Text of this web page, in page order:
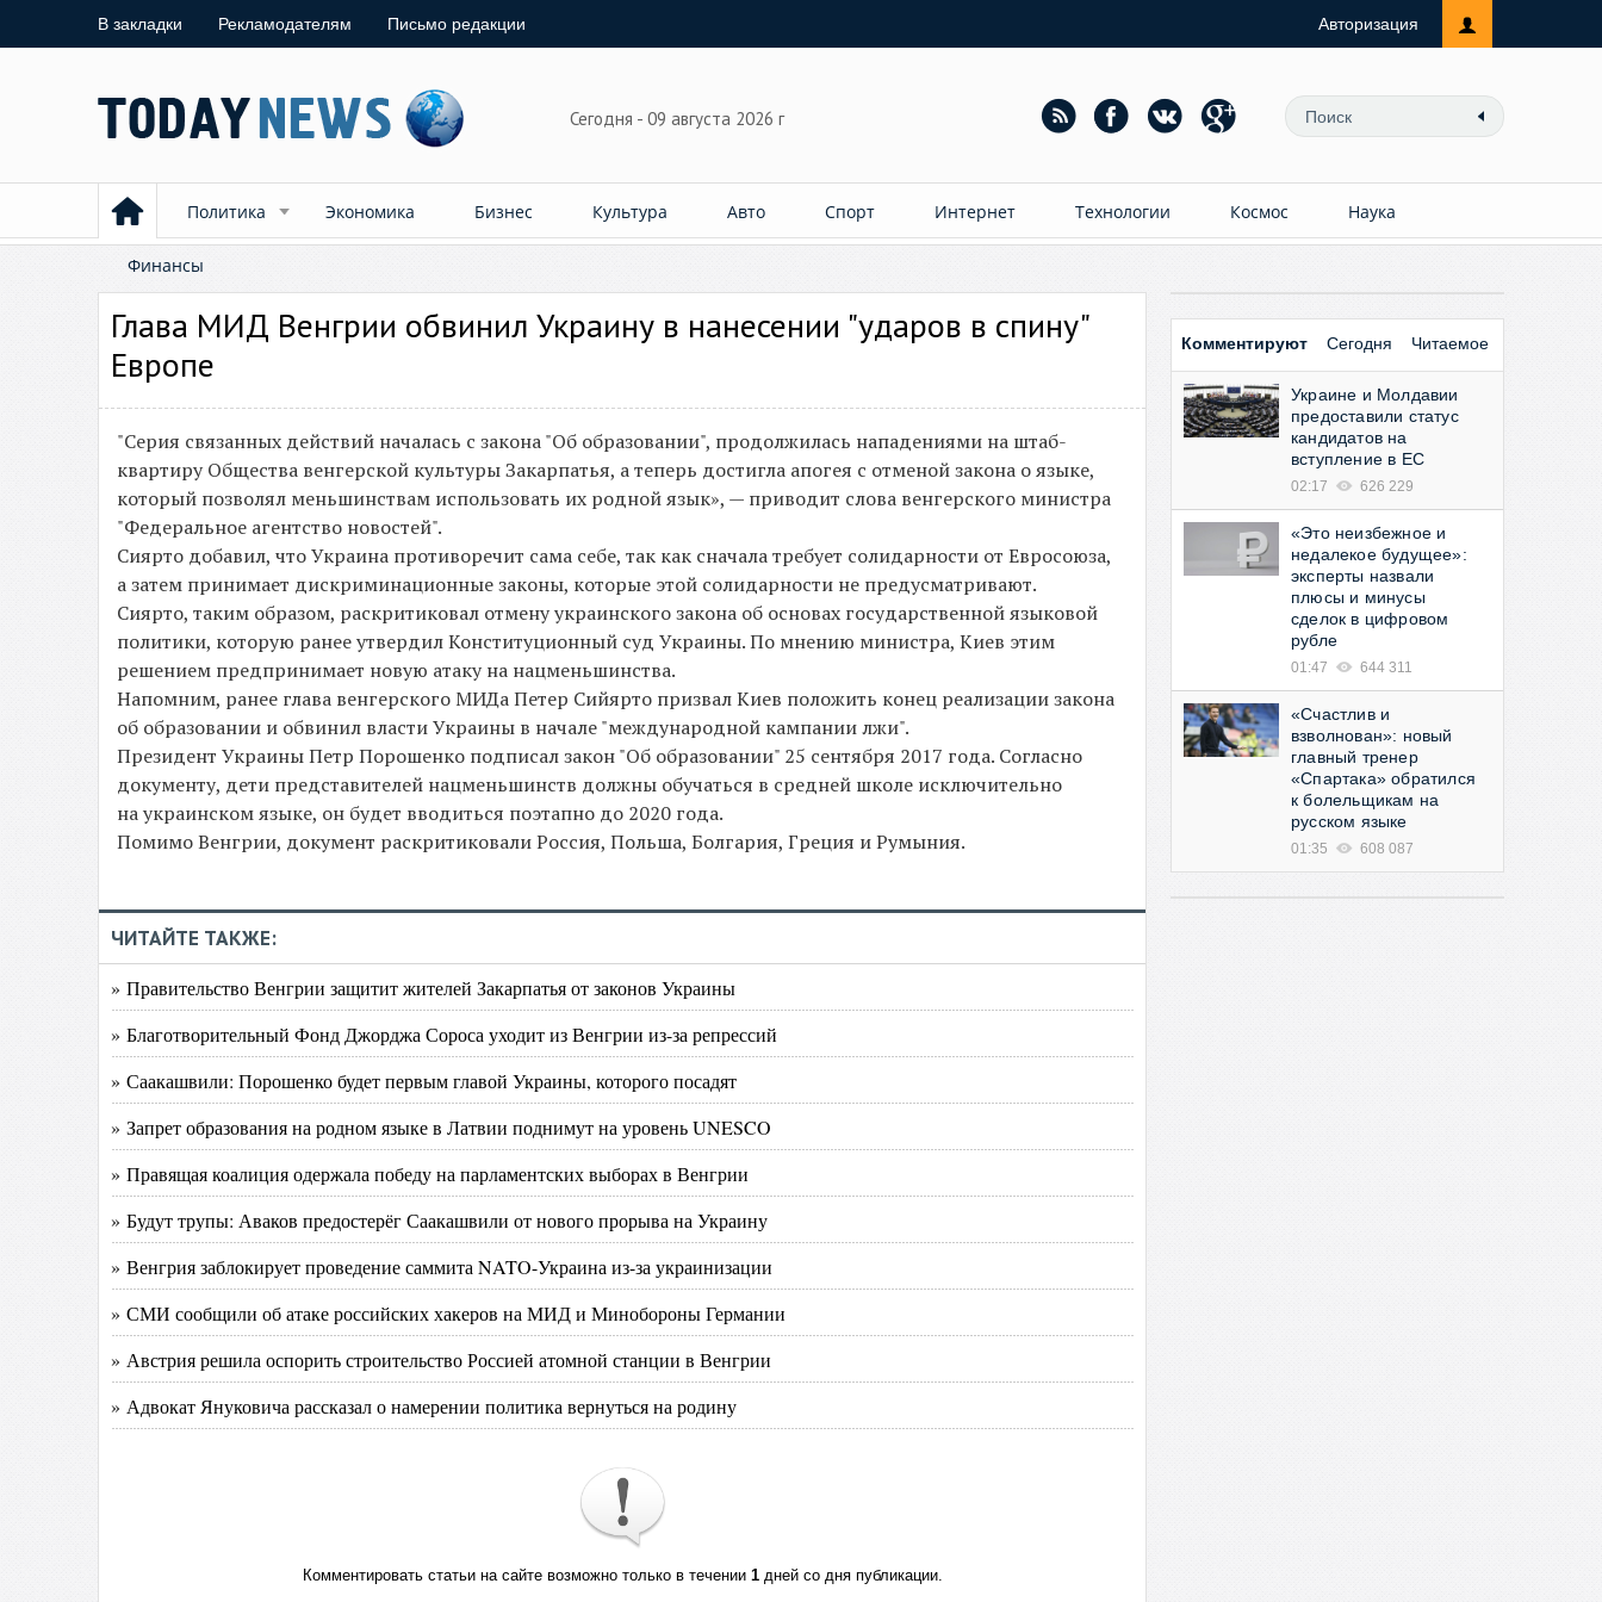
В закладки Рекламодателям Письмо редакции Авторизация
Сегодня - 09 августа 2026 г
Политика Экономика Бизнес Культура Авто Спорт Интернет Технологии Космос Наука
Финансы
Глава МИД Венгрии обвинил Украину в нанесении "ударов в спину"
Европе
"Серия связанных действий началась с закона "Об образовании", продолжилась нападениями на штаб-
квартиру Общества венгерской культуры Закарпатья, а теперь достигла апогея с отменой закона о языке,
который позволял меньшинствам использовать их родной язык», — приводит слова венгерского министра
"Федеральное агентство новостей".
Сиярто добавил, что Украина противоречит сама себе, так как сначала требует солидарности от Евросоюза,
а затем принимает дискриминационные законы, которые этой солидарности не предусматривают.
Сиярто, таким образом, раскритиковал отмену украинского закона об основах государственной языковой
политики, которую ранее утвердил Конституционный суд Украины. По мнению министра, Киев этим
решением предпринимает новую атаку на нацменьшинства.
Напомним, ранее глава венгерского МИДа Петер Сийярто призвал Киев положить конец реализации закона
об образовании и обвинил власти Украины в начале "международной кампании лжи".
Президент Украины Петр Порошенко подписал закон "Об образовании" 25 сентября 2017 года. Согласно
документу, дети представителей нацменьшинств должны обучаться в средней школе исключительно
на украинском языке, он будет вводиться поэтапно до 2020 года.
Помимо Венгрии, документ раскритиковали Россия, Польша, Болгария, Греция и Румыния.
ЧИТАЙТЕ ТАКЖЕ:
» Правительство Венгрии защитит жителей Закарпатья от законов Украины
» Благотворительный Фонд Джорджа Сороса уходит из Венгрии из-за репрессий
» Саакашвили: Порошенко будет первым главой Украины, которого посадят
» Запрет образования на родном языке в Латвии поднимут на уровень UNESCO
» Правящая коалиция одержала победу на парламентских выборах в Венгрии
» Будут трупы: Аваков предостерёг Саакашвили от нового прорыва на Украину
» Венгрия заблокирует проведение саммита NATO-Украина из-за украинизации
» СМИ сообщили об атаке российских хакеров на МИД и Минобороны Германии
» Австрия решила оспорить строительство Россией атомной станции в Венгрии
» Адвокат Януковича рассказал о намерении политика вернуться на родину
Комментировать статьи на сайте возможно только в течении 1дней со дня публикации.
Комментируют Сегодня Читаемое
Украине и Молдавии
предоставили статус
кандидатов на
вступление в ЕС
02:17 626 229
«Это неизбежное и
недалекое будущее»:
эксперты назвали
плюсы и минусы
сделок в цифровом
рубле
01:47 644 311
«Счастлив и
взволнован»: новый
главный тренер
«Спартака» обратился
к болельщикам на
русском языке
01:35 608 087